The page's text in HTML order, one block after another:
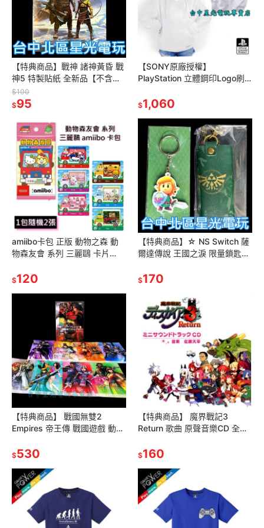
【特典商品】戰神 諸神黃昏 戰
神5 特製貼紙 全新品【不含遊
戲軟體】台中星光電玩
$100
$95
【SONY原廠授權】
PlayStation 立體鋼印Logo刷
學T 【特典商品】台中星光
$1,060
amiibo卡包 正版 動物之森 動
物森友會 系列 三麗鷗 卡片
$120
【特典商品】☆ NS Switch 薩
爾達傳說 王國之淚 限量鎖匙包
品【不含遊戲】台中星光
$170
【特典商品】 戰國無雙2
Empires 帝王傳 戰國遊戲 動畫
古二手商品 台中星光電玩
$530
【特典商品】 魔界戰記3
Return 歌曲 原聲音樂CD 全新
$160